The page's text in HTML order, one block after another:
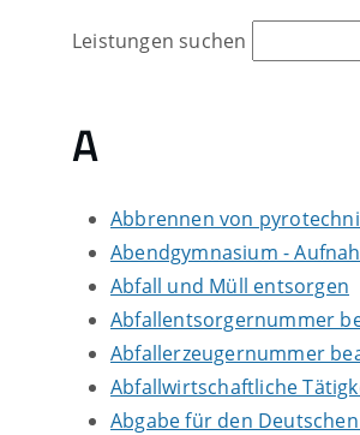
Leistungen suchen
A
Abbrennen von
Abendgymnasium -
Abfall und Müll entsorgen
Abfallentsorgernummer
Abfallerzeugernummer
Abfallwirtschaftliche
Abgabe für den